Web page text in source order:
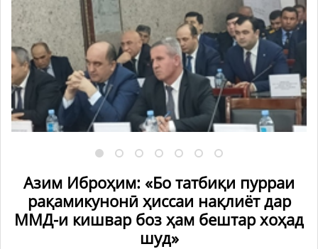
Азим Иброҳим: «Бо татбиқи пурраи
рақамикунонӣ ҳиссаи нақлиёт дар
ММД-и кишвар боз ҳам бештар хоҳад
шуд»